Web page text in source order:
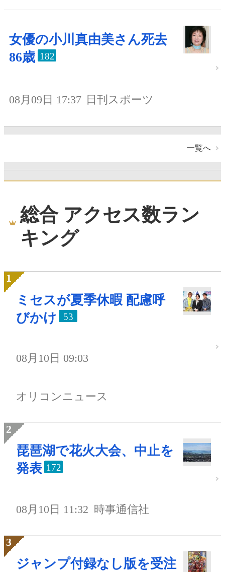
女優の小川真由美さん死去
86歳 182
08月09日 17:37 日刊スポーツ
一覧へ
総合 アクセス数ラン
キング
ミセスが夏季休暇 配慮呼
びかけ
53
08月10日 09:03
オリコンニュース
琵琶湖で花火大会、中止を
発表 172
08月10日 11:32 時事通信社
ジャンプ付録なし版を受注